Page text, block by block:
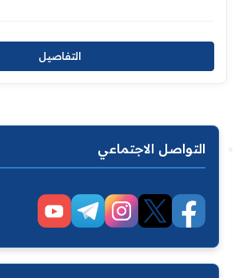
التفاصيل
التواصل الاجتماعي